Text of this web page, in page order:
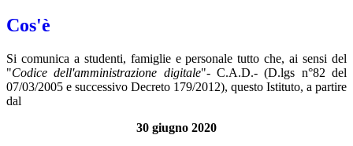
Cos'è
Si comunica a studenti, famiglie e personale tutto che, ai sensi del
"Codice dell'amministrazione digitale"- C.A.D.- (D.lgs n°82 del
07/03/2005 e successivo Decreto 179/2012), questo Istituto, a partire
dal
30 giugno 2020